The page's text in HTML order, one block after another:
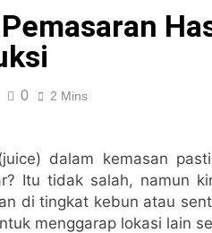
3 Hari Ago
REPLIKASI SIRKULAR
4 Hari Ago
7 Hari Ago
Pengelolaan Sampah Terpadu:
1 Minggu Ago
Solusi Sampah Industri untuk
0 2 Mins
dalam kemasan
Itu tidak salah, namun
di tingkat kebun atau
menggarap lokasi lain